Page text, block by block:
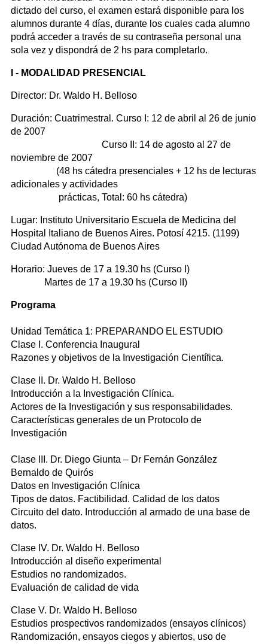
dictado del curso, el examen estará disponible para los
alumnos durante 4 días, durante los cuales cada alumno
podrá acceder a través de su contraseña personal una
sola vez y dispondrá de 2 hs para completarlo.
I - MODALIDAD PRESENCIAL
Director: Dr. Waldo H. Belloso
Duración: Cuatrimestral. Curso I: 12 de abril al 26 de junio
de 2007
Curso II: 14 de agosto al 27 de
noviembre de 2007
(48 hs cátedra presenciales + 12 hs de lecturas
adicionales y actividades
prácticas, Total: 60 hs cátedra)
Lugar: Instituto Universitario Escuela de Medicina del
Hospital Italiano de Buenos Aires. Potosí 4215. (1199)
Ciudad Autónoma de Buenos Aires
Horario: Jueves de 17 a 19.30 hs (Curso I)
Martes de 17 a 19.30 hs (Curso II)
Programa
Unidad Temática 1: PREPARANDO EL ESTUDIO
Clase I. Conferencia Inaugural
Razones y objetivos de la Investigación Científica.
Clase II. Dr. Waldo H. Belloso
Introducción a la Investigación Clínica.
Actores de la Investigación y sus responsabilidades.
Características generales de un Protocolo de
Investigación
Clase III. Dr. Diego Giunta – Dr Fernán González
Bernaldo de Quirós
Datos en Investigación Clínica
Tipos de datos. Factibilidad. Calidad de los datos
Circuito del dato. Introducción al armado de una base de
datos.
Clase IV. Dr. Waldo H. Belloso
Introducción al diseño experimental
Estudios no randomizados.
Evaluación de calidad de vida
Clase V. Dr. Waldo H. Belloso
Estudios prospectivos randomizados (ensayos clínicos)
Randomización, ensayos ciegos y abiertos, uso de